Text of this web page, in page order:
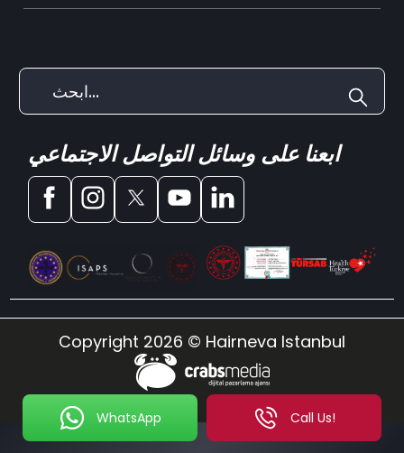
WhatsApp Call Us!
ابعنا على وسائل التواصل الاجتماعي
Copyright 2026 © Hairneva Istanbul